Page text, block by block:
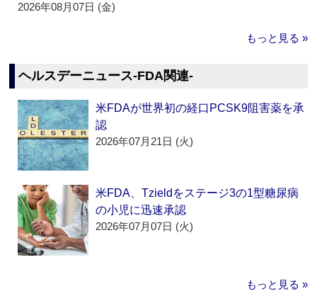
2026年08月07日 (金)
もっと見る »
ヘルスデーニュース‐FDA関連‐
米FDAが世界初の経口PCSK9阻害薬を承
認
2026年07月21日 (火)
米FDA、Tzieldをステージ3の1型糖尿病
の小児に迅速承認
2026年07月07日 (火)
もっと見る »